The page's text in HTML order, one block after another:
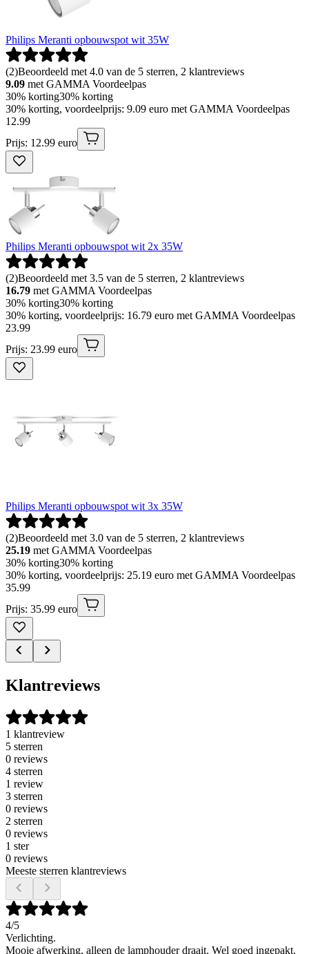
Philips Meranti opbouwspot wit 35W
(2)Beoordeeld met 4.0 van de 5 sterren, 2 klantreviews
9.09 met GAMMA Voordeelpas
30% korting30% korting
30% korting, voordeelprijs: 9.09 euro met GAMMA Voordeelpas
12.99
Prijs: 12.99 euro
Philips Meranti opbouwspot wit 2x 35W
(2)Beoordeeld met 3.5 van de 5 sterren, 2 klantreviews
16.79 met GAMMA Voordeelpas
30% korting30% korting
30% korting, voordeelprijs: 16.79 euro met GAMMA Voordeelpas
23.99
Prijs: 23.99 euro
Philips Meranti opbouwspot wit 3x 35W
(2)Beoordeeld met 3.0 van de 5 sterren, 2 klantreviews
25.19 met GAMMA Voordeelpas
30% korting30% korting
30% korting, voordeelprijs: 25.19 euro met GAMMA Voordeelpas
35.99
Prijs: 35.99 euro
Klantreviews
1 klantreview
5 sterren
0 reviews
4 sterren
1 review
3 sterren
0 reviews
2 sterren
0 reviews
1 ster
0 reviews
Meeste sterren klantreviews
4/5
Verlichting.
Mooie afwerking, alleen de lamphouder draait. Wel goed ingepakt.